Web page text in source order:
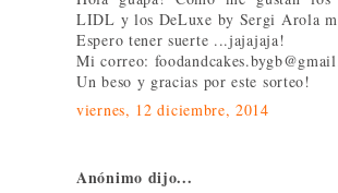
LIDL y los DeLuxe by Sergi Arola
Espero tener suerte ...jajajaja!
Mi correo:
Un beso y gracias por este sorteo!
viernes, 12 diciembre, 2014
Anónimo dijo...